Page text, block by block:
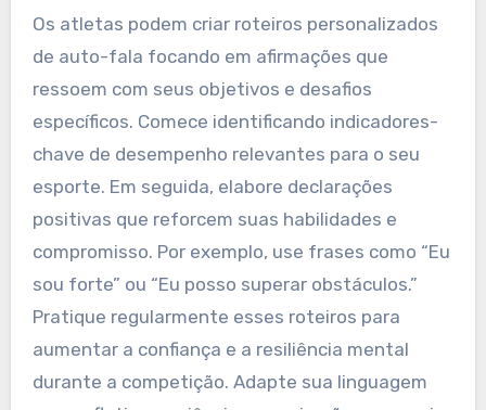
Os atletas podem criar roteiros personalizados
de auto-fala focando em afirmações que
ressoem com seus objetivos e desafios
específicos. Comece identificando indicadores-
chave de desempenho relevantes para o seu
esporte. Em seguida, elabore declarações
positivas que reforcem suas habilidades e
compromisso. Por exemplo, use frases como “Eu
sou forte” ou “Eu posso superar obstáculos.”
Pratique regularmente esses roteiros para
aumentar a confiança e a resiliência mental
durante a competição. Adapte sua linguagem